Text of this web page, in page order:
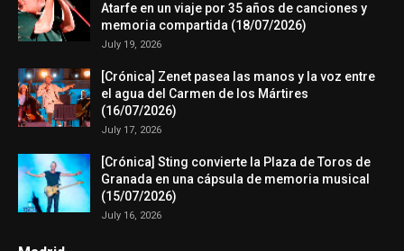
Atarfe en un viaje por 35 años de canciones y
memoria compartida (18/07/2026)
July 19, 2026
[Crónica] Zenet pasea las manos y la voz entre
el agua del Carmen de los Mártires
(16/07/2026)
July 17, 2026
[Crónica] Sting convierte la Plaza de Toros de
Granada en una cápsula de memoria musical
(15/07/2026)
July 16, 2026